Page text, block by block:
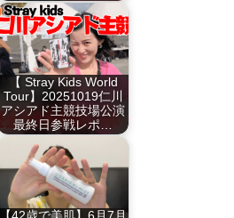
【 Stray Kids World
Tour】20251019仁川
アシアド主競技場公演
最終日参戦レポ…